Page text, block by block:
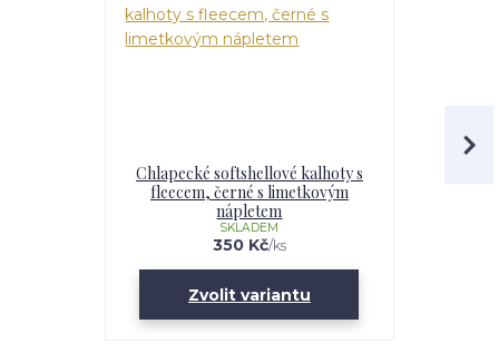
Chlapecké softshellové kalhoty s
fleecem, černé s limetkovým
nápletem
350 Kč/ks
SKLADEM
Zvolit variantu